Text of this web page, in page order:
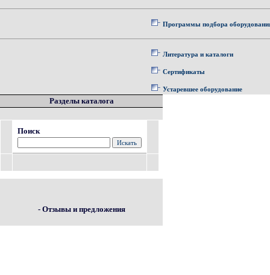
Программы подбора
Литература и каталоги
Сертификаты
Устаревшее оборудование
Разделы каталога
Поиск
- Отзывы и предложения